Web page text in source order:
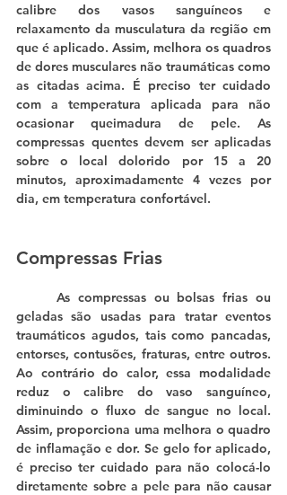
calibre dos vasos sanguíneos e
relaxamento da musculatura da região em
que é aplicado. Assim, melhora os quadros
de dores musculares não traumáticas como
as citadas acima. É preciso ter cuidado
com a temperatura aplicada para não
ocasionar queimadura de pele. As
compressas quentes devem ser aplicadas
sobre o local dolorido por 15 a 20
minutos, aproximadamente 4 vezes por
dia, em temperatura confortável.
Compressas Frias
geladas são usadas para tratar eventos
traumáticos agudos, tais como pancadas,
entorses, contusões, fraturas, entre outros.
Ao contrário do calor, essa modalidade
reduz o calibre do vaso sanguíneo,
diminuindo o fluxo de sangue no local.
Assim, proporciona uma melhora o quadro
de inflamação e dor. Se gelo for aplicado,
é preciso ter cuidado para não colocá-lo
diretamente sobre a pele para não causar